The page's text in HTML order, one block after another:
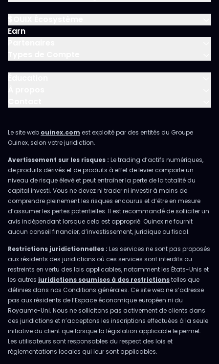
Earn
Le site web ouinex.com est exploité par des entités du Groupe
Ouinex, selon votre juridiction.
Avertissement sur les risques : Le trading d’actifs numériques,
de produits dérivés et de produits à effet de levier comporte un
niveau de risque élevé et peut entraîner la perte de la totalité du
capital investi. Vous ne devez ni trader ni investir à moins de
comprendre pleinement les risques encourus et d’être en mesure
d’assumer les pertes potentielles. Il est recommandé de solliciter un
avis indépendant lorsque cela est approprié. Ouinex ne fournit
aucun conseil financier, d’investissement, juridique ou fiscal.
Restrictions juridictionnelles : Les services ne sont pas proposés
aux résidents des juridictions où ces services sont interdits ou
restreints en vertu des lois applicables, notamment les États-Unis et
les autres juridictions soumises à des restrictionstelles que
définies dans nos Conditions générales. Ce site web ne s’adresse
pas aux résidents de l’Espace économique européen ni du
Royaume-Uni. Nous ne sollicitons pas activement de clients dans
ces juridictions et n’acceptons les inscriptions effectuées à la seule
initiative du client que lorsque la législation applicable le permet.
Les utilisateurs sont responsables du respect des lois et
réglementations locales qui leur sont applicables.